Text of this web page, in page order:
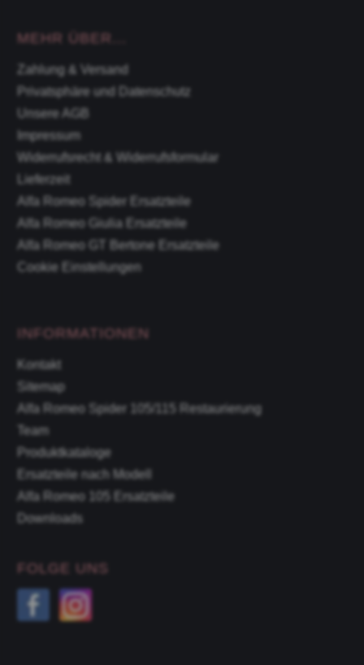
MEHR ÜBER...
Zahlung & Versand
Privatsphäre und Datenschutz
Unsere AGB
Impressum
Widerrufsrecht & Widerrufsformular
Lieferzeit
Alfa Romeo Spider Ersatzteile
Alfa Romeo Giulia Ersatzteile
Alfa Romeo GT Bertone Ersatzteile
Cookie Einstellungen
INFORMATIONEN
Kontakt
Sitemap
Alfa Romeo Spider 105/115 Restaurierung
Team
Produktkataloge
Ersatzteile nach Modell
Alfa Romeo 105 Ersatzteile
Downloads
FOLGE UNS